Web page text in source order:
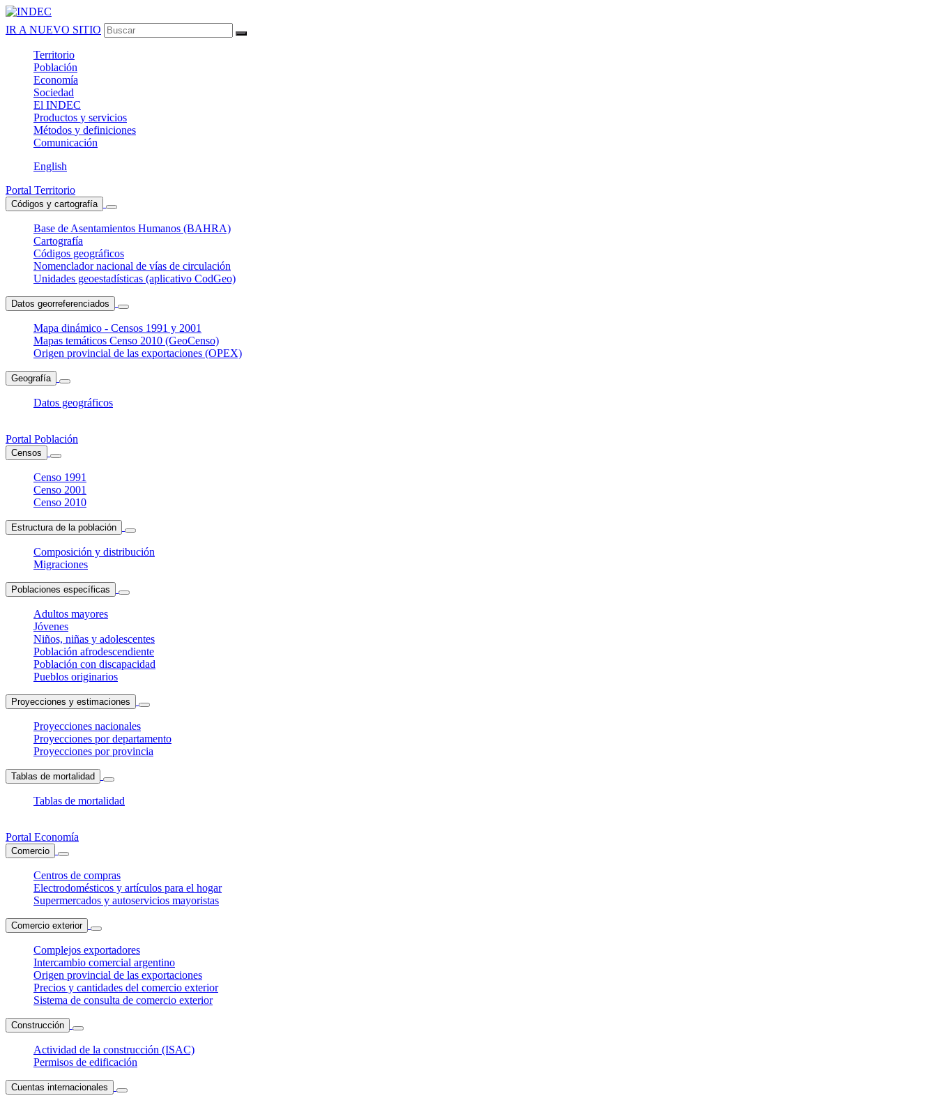
IR A NUEVO SITIO
Territorio
Población
Economía
Sociedad
El INDEC
Productos y servicios
Métodos y definiciones
Comunicación
English
Portal Territorio
Códigos y cartografía
Base de Asentamientos Humanos (BAHRA)
Cartografía
Códigos geográficos
Nomenclador nacional de vías de circulación
Unidades geoestadísticas (aplicativo CodGeo)
Datos georreferenciados
Mapa dinámico - Censos 1991 y 2001
Mapas temáticos Censo 2010 (GeoCenso)
Origen provincial de las exportaciones (OPEX)
Geografía
Datos geográficos
Portal Población
Censos
Censo 1991
Censo 2001
Censo 2010
Estructura de la población
Composición y distribución
Migraciones
Poblaciones específicas
Adultos mayores
Jóvenes
Niños, niñas y adolescentes
Población afrodescendiente
Población con discapacidad
Pueblos originarios
Proyecciones y estimaciones
Proyecciones nacionales
Proyecciones por departamento
Proyecciones por provincia
Tablas de mortalidad
Tablas de mortalidad
Portal Economía
Comercio
Centros de compras
Electrodomésticos y artículos para el hogar
Supermercados y autoservicios mayoristas
Comercio exterior
Complejos exportadores
Intercambio comercial argentino
Origen provincial de las exportaciones
Precios y cantidades del comercio exterior
Sistema de consulta de comercio exterior
Construcción
Actividad de la construcción (ISAC)
Permisos de edificación
Cuentas internacionales